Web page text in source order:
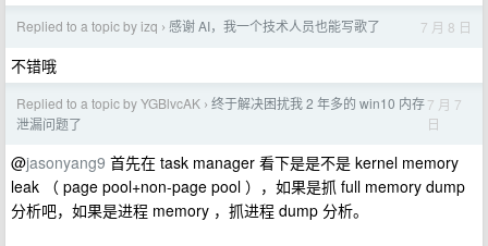
Replied to a topic by izq › 感谢 AI，我一个技术人员也能写歌了 7 月 8 日
不错哦
Replied to a topic by YGBlvcAK › 终于解决困扰我 2 年多的 win10 内存
泄漏问题了
7 月 7
日
@jasonyang9 首先在 task manager 看下是是不是 kernel memory
leak （ page pool+non-page pool ），如果是抓 full memory dump
分析吧，如果是进程 memory ，抓进程 dump 分析。